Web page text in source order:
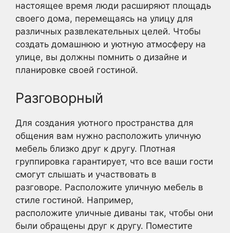
настоящее время люди расширяют площадь
своего дома, перемещаясь на улицу для
различных развлекательных целей. Чтобы
создать домашнюю и уютную атмосферу на
улице, вы должны помнить о дизайне и
планировке своей гостиной.
Разговорный
Для создания уютного пространства для
общения вам нужно расположить уличную
мебель близко друг к другу. Плотная
группировка гарантирует, что все ваши гости
смогут слышать и участвовать в
разговоре. Расположите уличную мебель в
стиле гостиной. Например,
расположите уличные диваны так, чтобы они
были обращены друг к другу. Поместите